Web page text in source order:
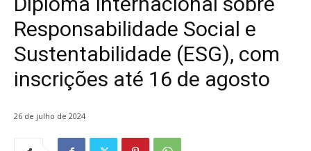
Responsabilidade Social e
Sustentabilidade (ESG), com
inscrições até 16 de agosto
26 de julho de 2024